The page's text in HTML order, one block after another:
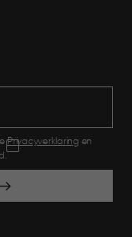
Privacyverklaring en